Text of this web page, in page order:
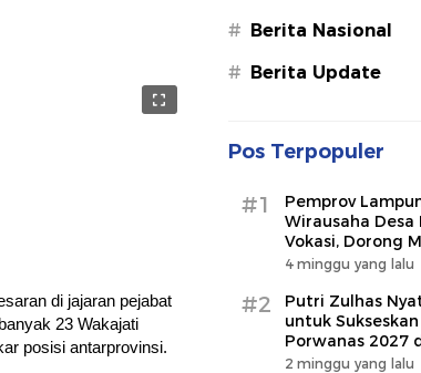
di jajaran pejabat
23 Wakajati
posisi antarprovinsi.
# Berita Nasional
# Berita Update
Pos Terpopuler
#1
Pemprov
Wirausaha
Vokasi, Dorong
Ciptakan
4 minggu yang lalu
#2
Putri Zulhas
untuk
Porwanas 2027
2 minggu yang lalu